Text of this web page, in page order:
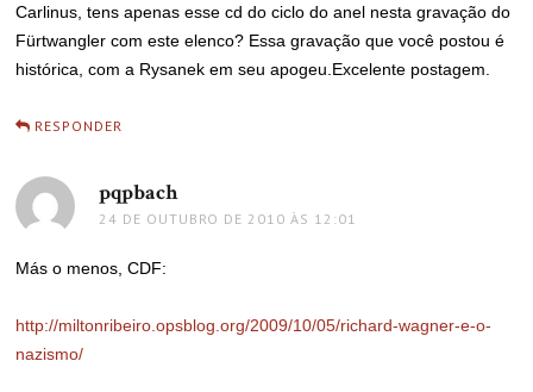
Carlinus, tens apenas esse cd do ciclo do anel nesta gravação do
Fürtwangler com este elenco? Essa gravação que você postou é
histórica, com a Rysanek em seu apogeu.Excelente postagem.
RESPONDER
pqpbachdisse:
24 DE OUTUBRO DE 2010 ÀS 12:01
Más o menos, CDF:
http://miltonribeiro.opsblog.org/2009/10/05/richard-wagner-e-o-
nazismo/